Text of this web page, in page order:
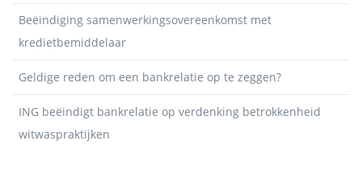
Beëindiging samenwerkingsovereenkomst met
kredietbemiddelaar
Geldige reden om een bankrelatie op te zeggen?
ING beëindigt bankrelatie op verdenking betrokkenheid
witwaspraktijken